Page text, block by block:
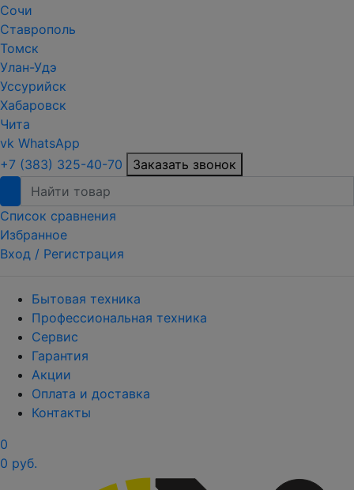
Сочи
Ставрополь
Томск
Улан-Удэ
Уссурийск
Хабаровск
Чита
vk WhatsApp
+7 (383) 325-40-70
Заказать звонок
Список сравнения
Избранное
Вход / Регистрация
Бытовая техника
Профессиональная техника
Сервис
Гарантия
Акции
Оплата и доставка
Контакты
0
0 руб.